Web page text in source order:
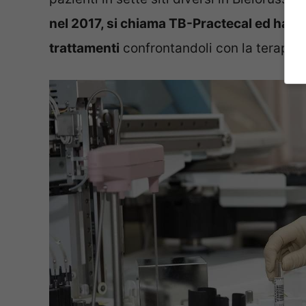
nel 2017, si chiama TB-Practecal ed ha
trattamenti confrontandoli con la terapia